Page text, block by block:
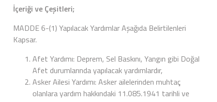
İçeriği ve Çeşitleri;
MADDE 6-(1) Yapılacak Yardımlar Aşağıda Belirtilenleri
Kapsar.
Afet Yardımı: Deprem, Sel Baskını, Yangın gibi Doğal
Afet durumlarında yapılacak yardımlardır,
Asker Ailesi Yardımı: Asker ailelerinden muhtaç
olanlara yardım hakkındaki 11.085.1941 tarihli ve